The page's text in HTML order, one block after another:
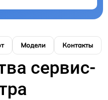
Модели Контакты
сервис-